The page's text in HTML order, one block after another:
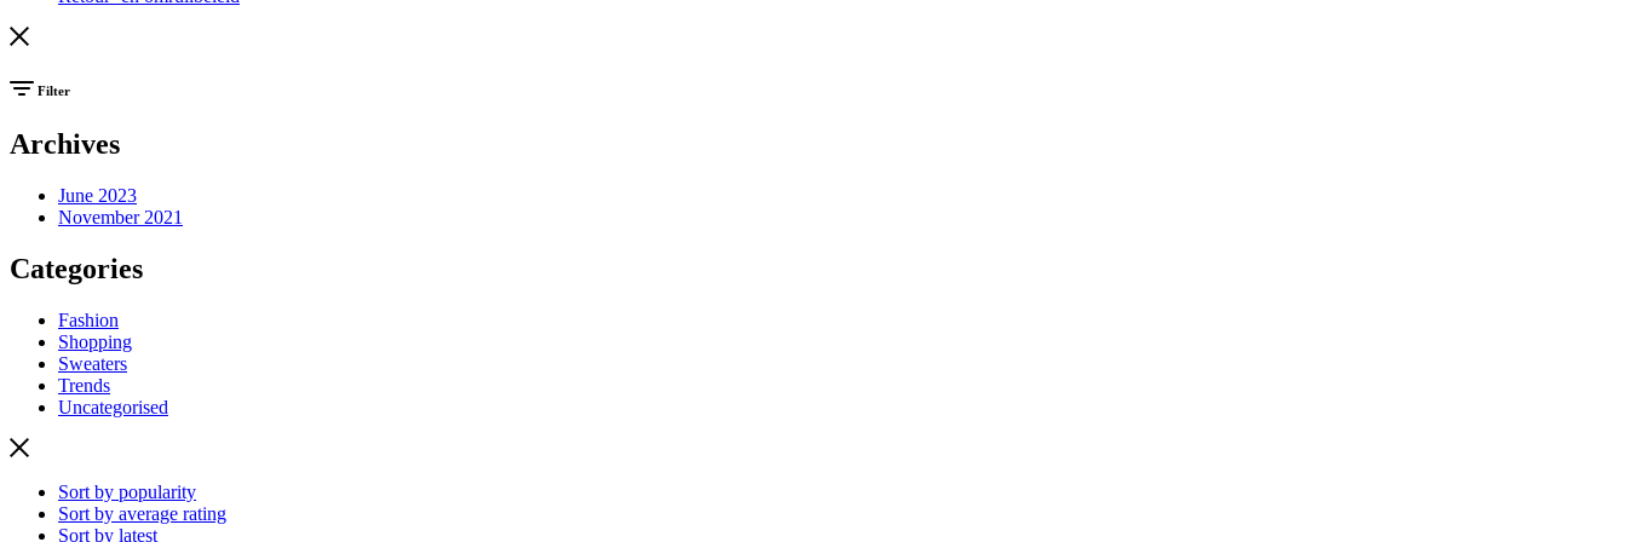
Filter
Archives
June 2023
November 2021
Categories
Fashion
Shopping
Sweaters
Trends
Uncategorised
Sort by popularity
Sort by average rating
Sort by latest